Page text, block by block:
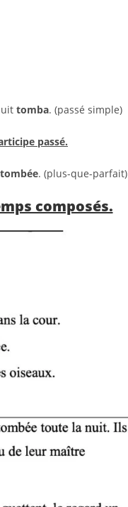
tomba. (passé simple)
passé.
. (plus-que-parfait)
composés.